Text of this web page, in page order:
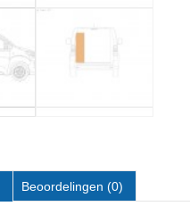
Beoordelingen (0)